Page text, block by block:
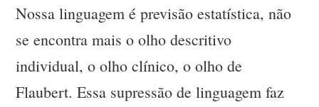
Nossa linguagem é previsão estatística, não
se encontra mais o olho descritivo
individual, o olho clínico, o olho de
Flaubert. Essa supressão de linguagem faz